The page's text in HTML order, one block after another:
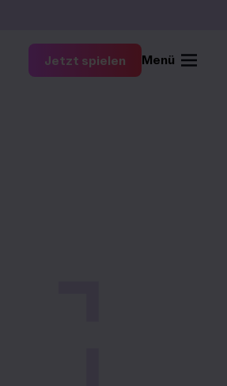
Jetzt spielen Menü